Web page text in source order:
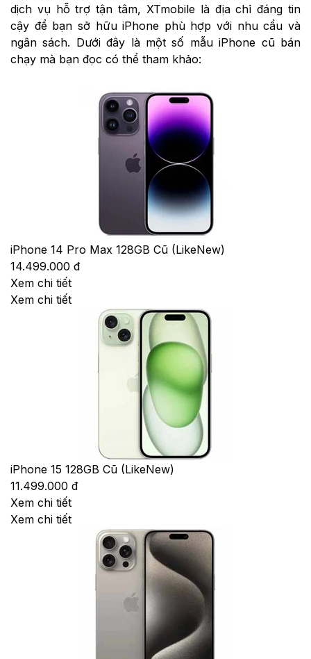
dịch vụ hỗ trợ tận tâm, XTmobile là địa chỉ đáng tin
cậy để bạn sở hữu iPhone phù hợp với nhu cầu và
ngân sách. Dưới đây là một số mẫu iPhone cũ bán
chạy mà bạn đọc có thể tham khảo:
iPhone 14 Pro Max 128GB Cũ (LikeNew)
14.499.000 đ
Xem chi tiết
Xem chi tiết
iPhone 15 128GB Cũ (LikeNew)
11.499.000 đ
Xem chi tiết
Xem chi tiết